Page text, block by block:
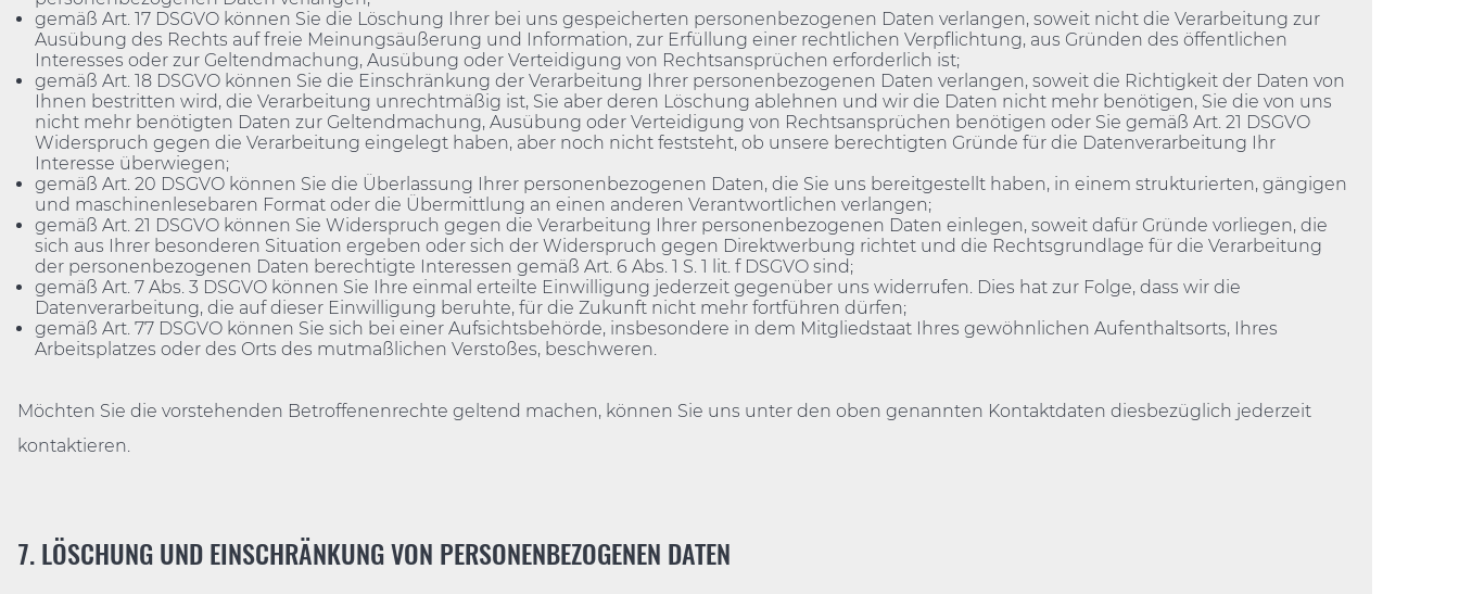
gemäß Art. 17 DSGVO können Sie die Löschung Ihrer bei uns gespeicherten personenbezogenen Daten verlangen, soweit nicht die Verarbeitung zur
Ausübung des Rechts auf freie Meinungsäußerung und Information, zur Erfüllung einer rechtlichen Verpflichtung, aus Gründen des öffentlichen
Interesses oder zur Geltendmachung, Ausübung oder Verteidigung von Rechtsansprüchen erforderlich ist;
gemäß Art. 18 DSGVO können Sie die Einschränkung der Verarbeitung Ihrer personenbezogenen Daten verlangen, soweit die Richtigkeit der Daten von
Ihnen bestritten wird, die Verarbeitung unrechtmäßig ist, Sie aber deren Löschung ablehnen und wir die Daten nicht mehr benötigen, Sie die von uns
nicht mehr benötigten Daten zur Geltendmachung, Ausübung oder Verteidigung von Rechtsansprüchen benötigen oder Sie gemäß Art. 21 DSGVO
Widerspruch gegen die Verarbeitung eingelegt haben, aber noch nicht feststeht, ob unsere berechtigten Gründe für die Datenverarbeitung Ihr
Interesse überwiegen;
gemäß Art. 20 DSGVO können Sie die Überlassung Ihrer personenbezogenen Daten, die Sie uns bereitgestellt haben, in einem strukturierten, gängigen
und maschinenlesebaren Format oder die Übermittlung an einen anderen Verantwortlichen verlangen;
gemäß Art. 21 DSGVO können Sie Widerspruch gegen die Verarbeitung Ihrer personenbezogenen Daten einlegen, soweit dafür Gründe vorliegen, die
sich aus Ihrer besonderen Situation ergeben oder sich der Widerspruch gegen Direktwerbung richtet und die Rechtsgrundlage für die Verarbeitung
der personenbezogenen Daten berechtigte Interessen gemäß Art. 6 Abs. 1 S. 1 lit. f DSGVO sind;
gemäß Art. 7 Abs. 3 DSGVO können Sie Ihre einmal erteilte Einwilligung jederzeit gegenüber uns widerrufen. Dies hat zur Folge, dass wir die
Datenverarbeitung, die auf dieser Einwilligung beruhte, für die Zukunft nicht mehr fortführen dürfen;
gemäß Art. 77 DSGVO können Sie sich bei einer Aufsichtsbehörde, insbesondere in dem Mitgliedstaat Ihres gewöhnlichen Aufenthaltsorts, Ihres
Arbeitsplatzes oder des Orts des mutmaßlichen Verstoßes, beschweren.
Möchten Sie die vorstehenden Betroffenenrechte geltend machen, können Sie uns unter den oben genannten Kontaktdaten diesbezüglich jederzeit
kontaktieren.
7. LÖSCHUNG UND EINSCHRÄNKUNG VON PERSONENBEZOGENEN DATEN